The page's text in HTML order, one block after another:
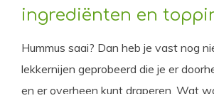
ingrediënten en
Hummus saai? Dan heb je vast nog
lekkernijen geprobeerd die je er
en er overheen kunt draperen. Wat